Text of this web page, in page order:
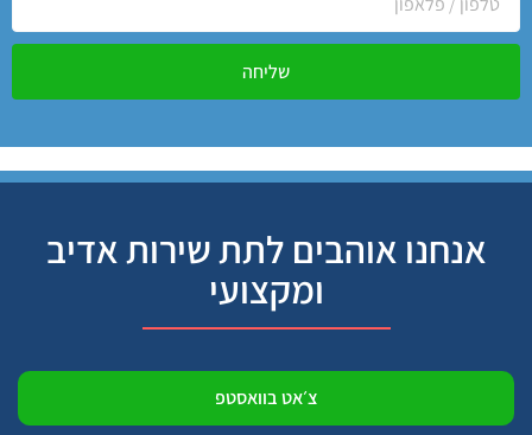
שליחה
אנחנו אוהבים לתת שירות אדיב
ומקצועי
צ׳אט בוואסטפ